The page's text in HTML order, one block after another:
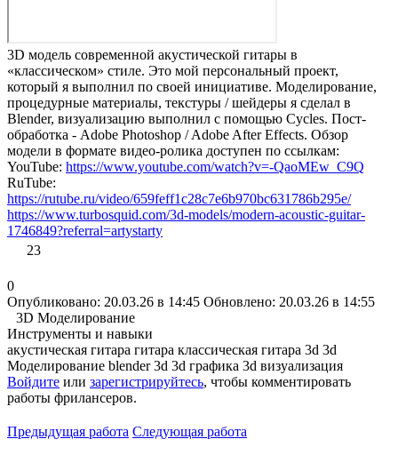
3D модель современной акустической гитары в
«классическом» стиле. Это мой персональный проект,
который я выполнил по своей инициативе. Моделирование,
процедурные материалы, текстуры / шейдеры я сделал в
Blender, визуализацию выполнил с помощью Cycles. Пост-
обработка - Adobe Photoshop / Adobe After Effects. Обзор
модели в формате видео-ролика доступен по ссылкам:
YouTube: https://www.youtube.com/watch?v=-QaoMEw_C9Q
RuTube:
https://rutube.ru/video/659feff1c28c7e6b970bc631786b295e/
https://www.turbosquid.com/3d-models/modern-acoustic-guitar-
1746849?referral=artystarty
23
0
Опубликовано: 20.03.26 в 14:45 Обновлено: 20.03.26 в 14:55
3D Моделирование
Инструменты и навыки
акустическая гитара гитара классическая гитара 3d 3d
Моделирование blender 3d 3d графика 3d визуализация
Войдите или зарегистрируйтесь, чтобы комментировать
работы фрилансеров.
Предыдущая работа Следующая работа